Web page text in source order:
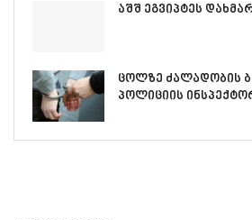
აშშ ეგვიპტეს
ცოლზე ძალადობის
პოლიციის